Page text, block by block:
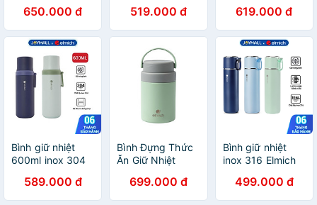
tích 800ml, Hàng
chính hãng, tay
cầm to, đế
silicone chống
trượt - JoyMall
650.000 đ
EL8382 810ml,
Hàng Chính
Hãng,Quai Xách
Tiện Lợi-JoyMall
519.000 đ
Hàng Chính
Hãng, Có Lưới
Lọc Trà, Cấu Tạo
2 Nắp-JoyMall
619.000 đ
Bình giữ nhiệt
600ml inox 304
Hàng chính hãng,
Giữ lạnh đến
589.000 đ
Bình Đựng Thức
Ăn Giữ Nhiệt
750ml, Hàng
Chính Hãng, Inox
699.000 đ
Bình giữ nhiệt
inox 316 Elmich
Hàng chính hãng,
nắp dùng làm
499.000 đ